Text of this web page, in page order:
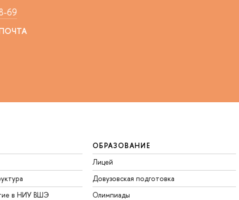
69
в НИУ ВШЭ
ОБРАЗОВАНИЕ
Лицей
Довузовская подготовка
Олимпиады